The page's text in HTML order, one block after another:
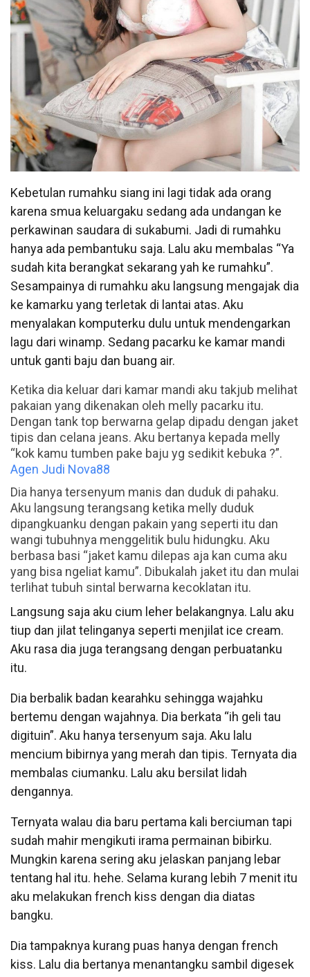
Kebetulan rumahku siang ini lagi tidak ada orang
karena smua keluargaku sedang ada undangan ke
perkawinan saudara di sukabumi. Jadi di rumahku
hanya ada pembantuku saja. Lalu aku membalas “Ya
sudah kita berangkat sekarang yah ke rumahku”.
Sesampainya di rumahku aku langsung mengajak dia
ke kamarku yang terletak di lantai atas. Aku
menyalakan komputerku dulu untuk mendengarkan
lagu dari winamp. Sedang pacarku ke kamar mandi
untuk ganti baju dan buang air.
Ketika dia keluar dari kamar mandi aku takjub melihat
pakaian yang dikenakan oleh melly pacarku itu.
Dengan tank top berwarna gelap dipadu dengan jaket
tipis dan celana jeans. Aku bertanya kepada melly
“kok kamu tumben pake baju yg sedikit kebuka ?”.
Agen Judi Nova88
Dia hanya tersenyum manis dan duduk di pahaku.
Aku langsung terangsang ketika melly duduk
dipangkuanku dengan pakain yang seperti itu dan
wangi tubuhnya menggelitik bulu hidungku. Aku
berbasa basi “jaket kamu dilepas aja kan cuma aku
yang bisa ngeliat kamu”. Dibukalah jaket itu dan mulai
terlihat tubuh sintal berwarna kecoklatan itu.
Langsung saja aku cium leher belakangnya. Lalu aku
tiup dan jilat telinganya seperti menjilat ice cream.
Aku rasa dia juga terangsang dengan perbuatanku
itu.
Dia berbalik badan kearahku sehingga wajahku
bertemu dengan wajahnya. Dia berkata “ih geli tau
digituin”. Aku hanya tersenyum saja. Aku lalu
mencium bibirnya yang merah dan tipis. Ternyata dia
membalas ciumanku. Lalu aku bersilat lidah
dengannya.
Ternyata walau dia baru pertama kali berciuman tapi
sudah mahir mengikuti irama permainan bibirku.
Mungkin karena sering aku jelaskan panjang lebar
tentang hal itu. hehe. Selama kurang lebih 7 menit itu
aku melakukan french kiss dengan dia diatas
bangku.
Dia tampaknya kurang puas hanya dengan french
kiss. Lalu dia bertanya menantangku sambil digesek